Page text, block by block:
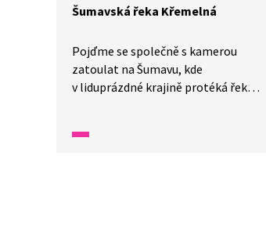
Šumavská řeka Křemelná
Pojďme se společně s kamerou
zatoulat na Šumavu, kde
v liduprázdné krajině protéká řeka
ledňáčka říčního, skorce vodního,